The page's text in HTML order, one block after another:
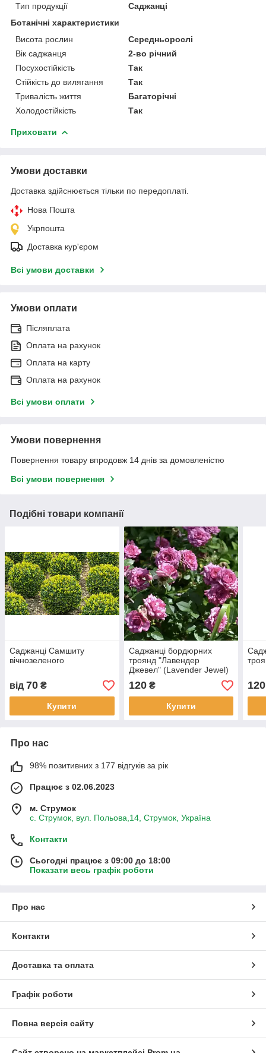
Тип продукції
Саджанці
Ботанічні характеристики
Висота рослин
Середньорослі
Вік саджанця
2-во річний
Посухостійкість
Так
Стійкість до вилягання
Так
Тривалість життя
Багаторічні
Холодостійкість
Так
Приховати
Умови доставки
Доставка здійснюється тільки по передоплаті.
Нова Пошта
Укрпошта
Доставка кур'єром
Всі умови доставки
Умови оплати
Післяплата
Оплата на рахунок
Оплата на карту
Оплата на рахунок
Всі умови оплати
Умови повернення
Повернення товару впродовж 14 днів за домовленістю
Всі умови повернення
Подібні товари компанії
Саджанці Самшиту
вічнозеленого
від 70 ₴
Купити
Саджанці бордюрних
троянд "Лавендер
Джевел" (Lavender Jewel)
120₴
Купити
120
Про нас
98% позитивних з 177 відгуків за рік
Працює з 02.06.2023
м. Струмок
с. Струмок, вул. Польова,14, Струмок, Україна
Контакти
Сьогодні працює з 09:00 до 18:00
Показати весь графік роботи
Про нас
Контакти
Доставка та оплата
Графік роботи
Повна версія сайту